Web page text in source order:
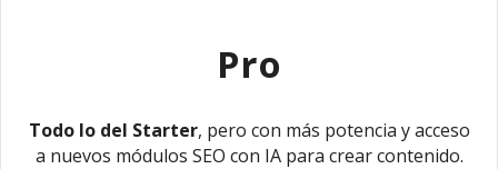
Pro
Todo lo del Starter, pero con más potencia y acceso
a nuevos módulos SEO con IA para crear contenido.